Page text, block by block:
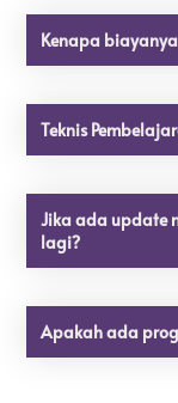
Kenapa biayanya
Teknis
Jika ada update
lagi?
Apakah ada